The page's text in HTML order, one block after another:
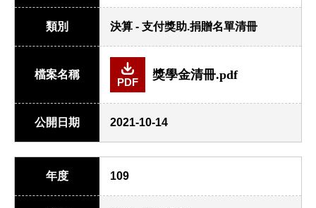
類別 決算 - 支付獎助.捐贈名單清冊
檔案名稱
PDF
獎學金清冊.pdf
公開日期 2021-10-14
年度 109